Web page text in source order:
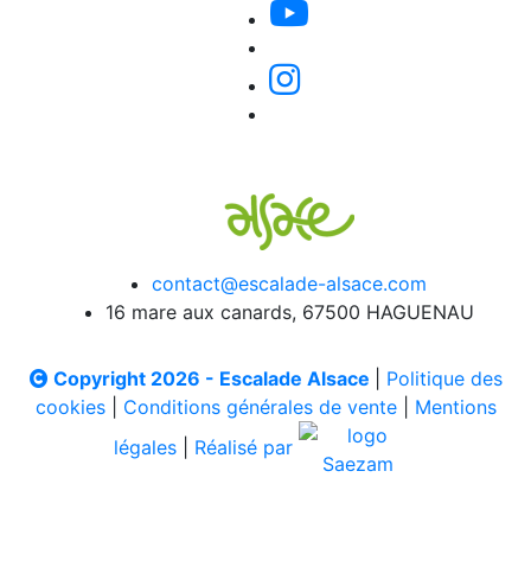
contact@escalade-alsace.com
16 mare aux canards, 67500 HAGUENAU
Copyright 2026 - Escalade Alsace
Politique des
cookies| Conditions générales de vente| Mentions
légales
Réalisé par